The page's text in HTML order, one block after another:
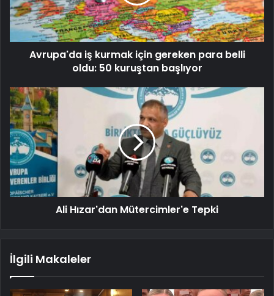
Avrupa'da iş kurmak için gereken para belli
oldu: 50 kuruştan başlıyor
Ali Hızar'dan Mütercimler'e Tepki
İlgili Makaleler